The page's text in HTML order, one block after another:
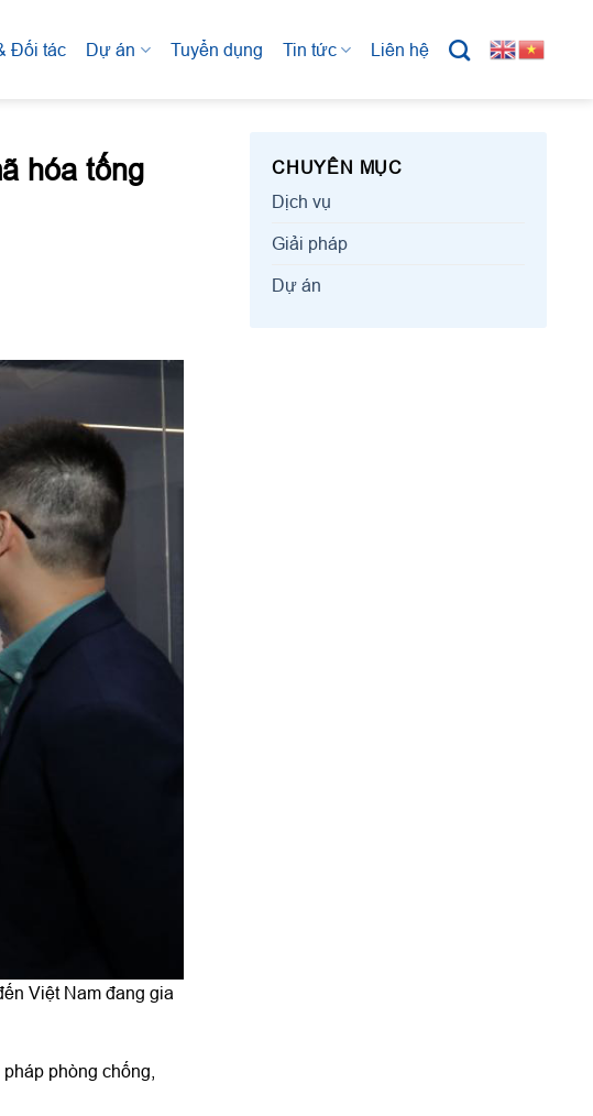
Đối tác Dự án Tuyển dụng Tin tức Liên hệ
hóa tống
Việt Nam đang gia
phòng chống,
CHUYÊN MỤC
Dịch vụ
Giải pháp
Dự án